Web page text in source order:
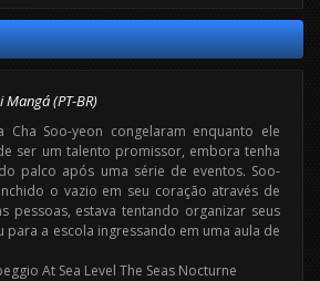
(PT-BR)
Soo-yeon congelaram enquanto ele
ser um talento promissor, embora tenha
palco após uma série de eventos. Soo-
o vazio em seu coração através de
pessoas, estava tentando organizar seus
para a escola ingressando em uma aula de
At Sea Level The Seas Nocturne